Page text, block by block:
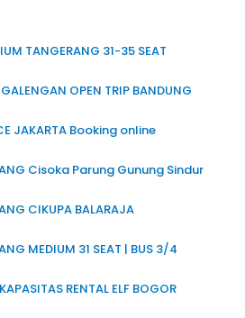
TANGERANG 31-35 SEAT
OPEN TRIP BANDUNG
JAKARTA Booking online
Cisoka Parung Gunung Sindur
CIKUPA BALARAJA
MEDIUM 31 SEAT | BUS 3/4
RENTAL ELF BOGOR